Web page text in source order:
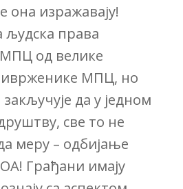
она изражавају!
људска права
МПЦ од велике
МПЦ, но
да у једном
све то не
меру – одбијање
Грађани имају